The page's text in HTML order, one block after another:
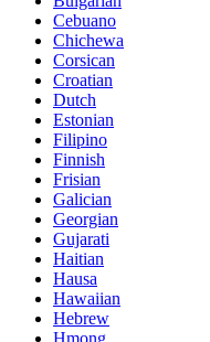
Cebuano
Chichewa
Corsican
Croatian
Dutch
Estonian
Filipino
Finnish
Frisian
Galician
Georgian
Gujarati
Haitian
Hausa
Hawaiian
Hebrew
Hmong